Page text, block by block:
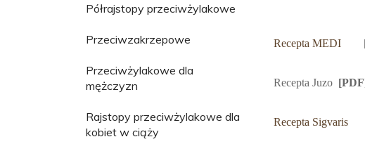
Półrajstopy przeciwżylakowe
Przeciwzakrzepowe
Przeciwżylakowe dla
mężczyzn
Rajstopy przeciwżylakowe dla
kobiet w ciąży
Recepta MEDI
Recepta Juzo
Recepta Sigvaris